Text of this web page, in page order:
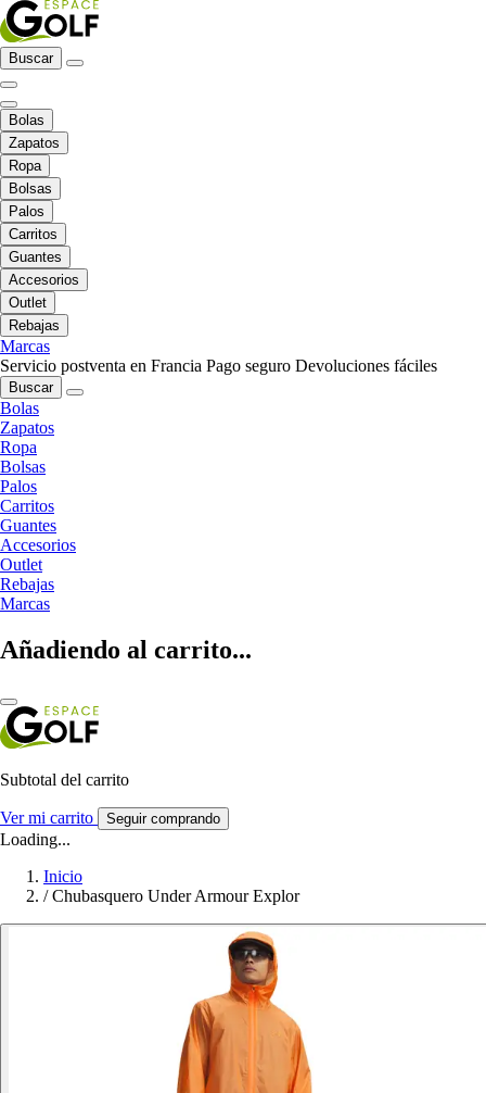
Buscar
Bolas
Zapatos
Ropa
Bolsas
Palos
Carritos
Guantes
Accesorios
Outlet
Rebajas
Marcas
Servicio postventa en Francia Pago seguro Devoluciones fáciles
Buscar
Bolas
Zapatos
Ropa
Bolsas
Palos
Carritos
Guantes
Accesorios
Outlet
Rebajas
Marcas
Añadiendo al carrito...
Subtotal del carrito
Ver mi carrito Seguir comprando
Loading...
Inicio
/ Chubasquero Under Armour Explor